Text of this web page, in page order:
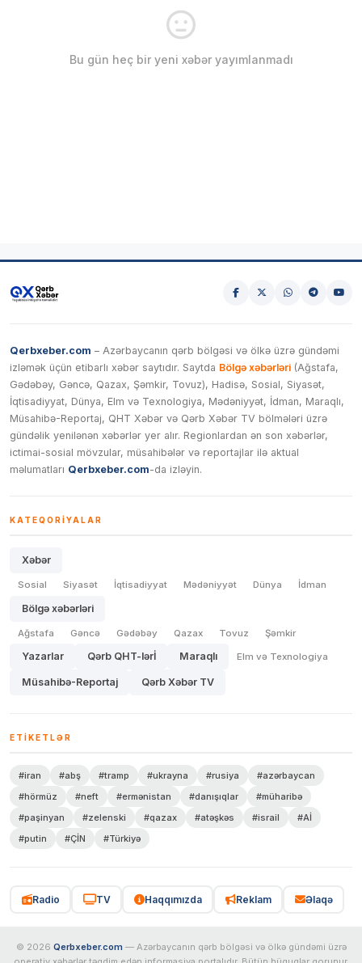
Bu gün heç bir yeni xəbər yayımlanmadı
Qerbxeber.com – Azərbaycanın qərb bölgəsi və ölkə üzrə gündəmi
izləmək üçün etibarlı xəbər saytıdır. Saytda Bölgə xəbərləri (Ağstafa,
Gədəbəy, Gəncə, Qazax, Şəmkir, Tovuz), Hadisə, Sosial, Siyasət,
İqtisadiyyat, Dünya, Elm və Texnologiya, Mədəniyyət, İdman, Maraqlı,
Müsahibə-Reportaj, QHT Xəbər və Qərb Xəbər TV bölmələri üzrə
gündəlik yenilənən xəbərlər yer alır. Regionlardan ən son xəbərlər,
ictimai-sosial mövzular, müsahibələr və reportajlar ilə aktual
məlumatları Qerbxeber.com-da izləyin.
KATEQORIYALAR
Xəbər
Sosial Siyasət İqtisadiyyat Mədəniyyət Dünya İdman
Bölgə xəbərləri
Ağstafa Gəncə Gədəbəy Qazax Tovuz Şəmkir
Yazarlar Qərb QHT-lərİ Maraqlı Elm və Texnologiya
Müsahibə-Reportaj Qərb Xəbər TV
ETIKETLƏR
#iran #abş #tramp #ukrayna #rusiya
#azərbaycan
#hörmüz
#neft #ermənistan #danışıqlar
#müharibə
#paşinyan
#zelenski #qazax #atəşkəs #israil
#Aİ
#putin
#ÇİN #Türkiyə
Radio TV Haqqımızda Reklam Əlaqə
© 2026 Qerbxeber.com — Azərbaycanın qərb bölgəsi və ölkə gündəmi üzrə